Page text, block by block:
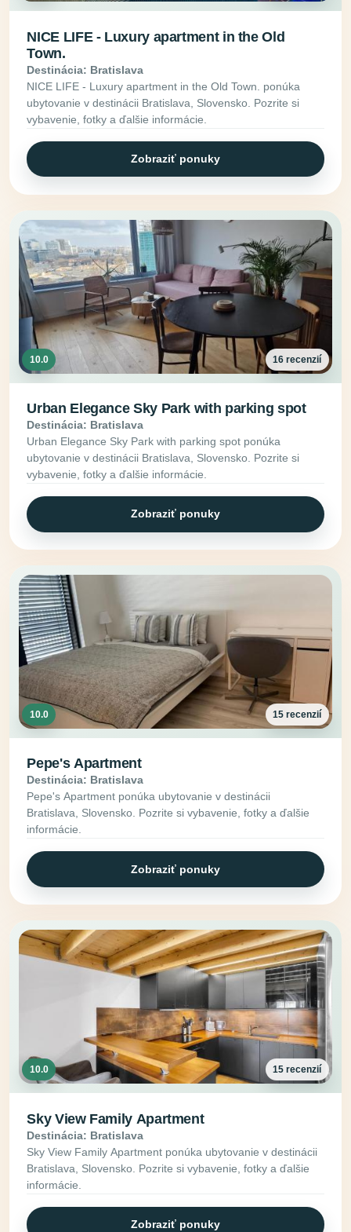
NICE LIFE - Luxury apartment in the Old
Town.
Destinácia: Bratislava
NICE LIFE - Luxury apartment in the Old Town. ponúka
ubytovanie v destinácii Bratislava, Slovensko. Pozrite si
vybavenie, fotky a ďalšie informácie.
Zobraziť ponuky
10.0 16 recenzií
Urban Elegance Sky Park with parking spot
Destinácia: Bratislava
Urban Elegance Sky Park with parking spot ponúka
ubytovanie v destinácii Bratislava, Slovensko. Pozrite si
vybavenie, fotky a ďalšie informácie.
Zobraziť ponuky
10.0 15 recenzií
Pepe's Apartment
Destinácia: Bratislava
Pepe's Apartment ponúka ubytovanie v destinácii
Bratislava, Slovensko. Pozrite si vybavenie, fotky a ďalšie
informácie.
Zobraziť ponuky
10.0 15 recenzií
Sky View Family Apartment
Destinácia: Bratislava
Sky View Family Apartment ponúka ubytovanie v destinácii
Bratislava, Slovensko. Pozrite si vybavenie, fotky a ďalšie
informácie.
Zobraziť ponuky